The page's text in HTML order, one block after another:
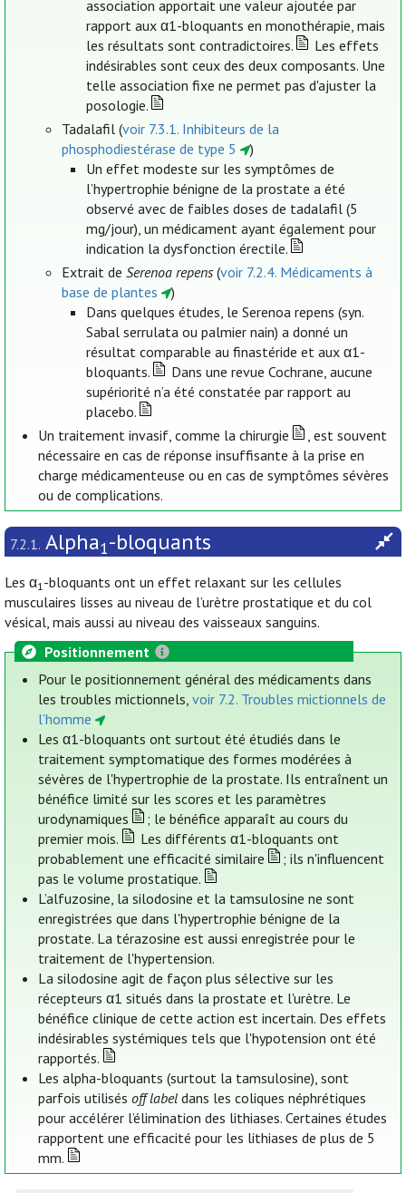
association apportait une valeur ajoutée par
rapport aux α1-bloquants en monothérapie, mais
les résultats sont contradictoires.
Les effets
indésirables sont ceux des deux composants. Une
telle association fixe ne permet pas d'ajuster la
posologie.
Tadalafil (voir 7.3.1. Inhibiteurs de la
phosphodiestérase de type 5
)
Un effet modeste sur les symptômes de
l’hypertrophie bénigne de la prostate a été
observé avec de faibles doses de tadalafil (5
mg/jour), un médicament ayant également pour
indication la dysfonction érectile.
Extrait deSerenoa repens (voir 7.2.4. Médicaments à
base de plantes
)
Dans quelques études, le Serenoa repens (syn.
Sabal serrulata ou palmier nain) a donné un
résultat comparable au finastéride et aux α1-
bloquants.
Dans une revue Cochrane, aucune
supériorité n’a été constatée par rapport au
placebo.
Un traitement invasif, comme la chirurgie
, est souvent
nécessaire en cas de réponse insuffisante à la prise en
charge médicamenteuse ou en cas de symptômes sévères
ou de complications.
7.2.1. Alpha1-bloquants
Les α1-bloquants ont un effet relaxant sur les cellules
musculaires lisses au niveau de l’urètre prostatique et du col
vésical, mais aussi au niveau des vaisseaux sanguins.
Positionnement
Pour le positionnement général des médicaments dans
les troubles mictionnels,voir 7.2. Troubles mictionnels de
l’homme
Les α1-bloquants ont surtout été étudiés dans le
traitement symptomatique des formes modérées à
sévères de l'hypertrophie de la prostate. Ils entraînent un
bénéfice limité sur les scores et les paramètres
urodynamiques
; le bénéfice apparaît au cours du
premier mois.
Les différents α1-bloquants ont
probablement une efficacité similaire
; ils n'influencent
pas le volume prostatique.
L’alfuzosine, la silodosine et la tamsulosine ne sont
enregistrées que dans l'hypertrophie bénigne de la
prostate. La térazosine est aussi enregistrée pour le
traitement de l'hypertension.
La silodosine agit de façon plus sélective sur les
récepteurs α1 situés dans la prostate et l'urètre. Le
bénéfice clinique de cette action est incertain. Des effets
indésirables systémiques tels que l'hypotension ont été
rapportés.
Les alpha-bloquants (surtout la tamsulosine), sont
parfois utilisésoff label dans les coliques néphrétiques
pour accélérer l’élimination des lithiases. Certaines études
rapportent une efficacité pour les lithiases de plus de 5
mm.